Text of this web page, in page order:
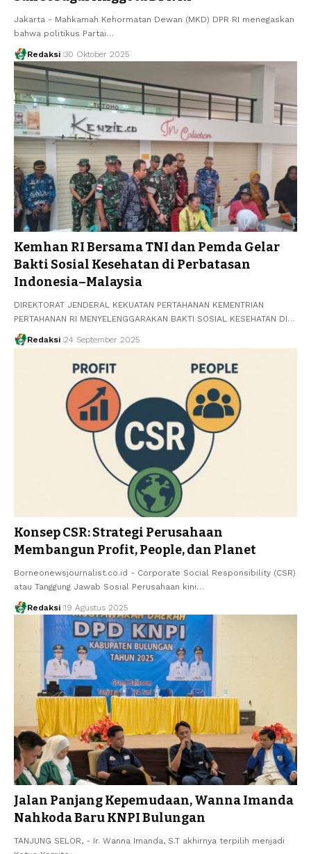
Jakarta - Mahkamah Kehormatan Dewan (MKD) DPR RI menegaskan
bahwa politikus Partai…
Redaksi 30 Oktober 2025
Kemhan RI Bersama TNI dan Pemda Gelar
Bakti Sosial Kesehatan di Perbatasan
Indonesia–Malaysia
DIREKTORAT JENDERAL KEKUATAN PERTAHANAN KEMENTRIAN
PERTAHANAN RI MENYELENGGARAKAN BAKTI SOSIAL KESEHATAN DI…
Redaksi 24 September 2025
Konsep CSR: Strategi Perusahaan
Membangun Profit, People, dan Planet
Borneonewsjournalist.co.id - Corporate Social Responsibility (CSR)
atau Tanggung Jawab Sosial Perusahaan kini…
Redaksi 19 Agustus 2025
Jalan Panjang Kepemudaan, Wanna Imanda
Nahkoda Baru KNPI Bulungan
TANJUNG SELOR, - Ir. Wanna Imanda, S.T akhirnya terpilih menjadi